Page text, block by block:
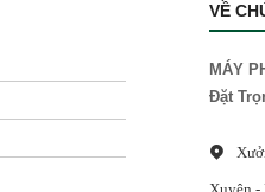
VỀ
MÁY
Đặt